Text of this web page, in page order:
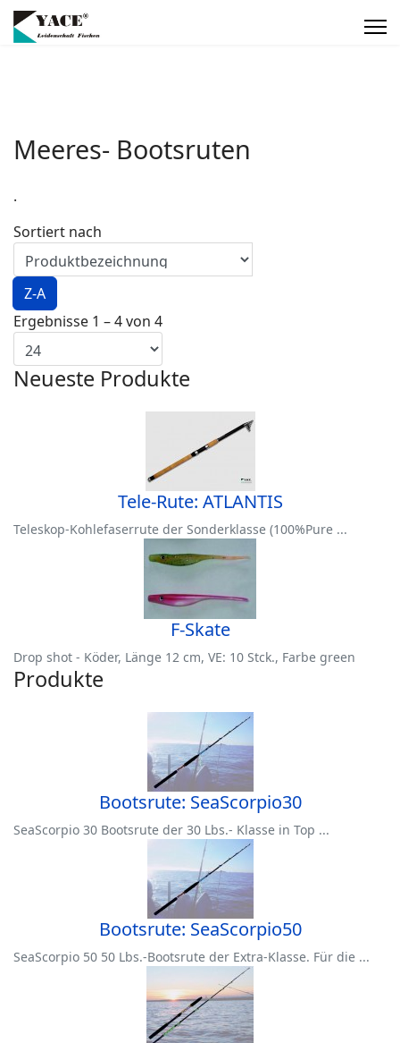
Meeres- Bootsruten
.
Sortiert nach
Z-A
Ergebnisse 1 – 4 von 4
Neueste Produkte
Tele-Rute: ATLANTIS
Teleskop-Kohlefaserrute der Sonderklasse (100%Pure ...
F-Skate
Drop shot - Köder, Länge 12 cm, VE: 10 Stck., Farbe green
Produkte
Bootsrute: SeaScorpio30
SeaScorpio 30 Bootsrute der 30 Lbs.- Klasse in Top ...
Bootsrute: SeaScorpio50
SeaScorpio 50 50 Lbs.-Bootsrute der Extra-Klasse. Für die ...